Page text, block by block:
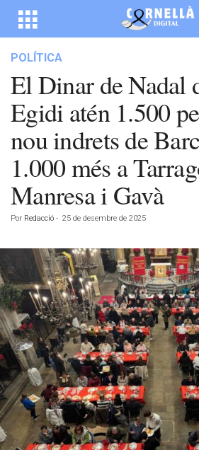
POLÍTICA
El Dinar de Nadal
Egidi atén 1.500
nou indrets de
1.000 més a
Manresa i Gavà
Por Redacció - 25 de desembre de 2025